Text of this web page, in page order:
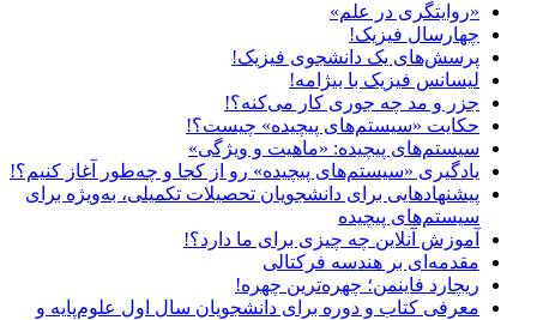
«روایتگری در علم»
چهارسال فیزیک!
پرسش‌های یک دانشجوی فیزیک!
لیسانس فیزیک با بیژامه!
جزر و مد چه جوری کار می‌کنه؟!
حکایت «سیستم‌های پیچیده» چیست؟!
سیستم‌های پیچیده: «ماهیت و ویژگی‌»
یادگیری «سیستم‌های پیچیده» رو از کجا و چه‌طور آغاز کنیم؟!
پیشنهادهایی برای دانشجویان تحصیلات تکمیلی، به‌ویژه برای
سیستم‌های پیچیده
آموزش آنلاین چه چیزی برای ما دارد؟!
مقدمه‌ای بر هندسه فرکتالی
ریچارد فاینمن؛ چهره‌ترین چهره!
معرفی کتاب و دوره برای دانشجویان سال اول علوم‌پایه و